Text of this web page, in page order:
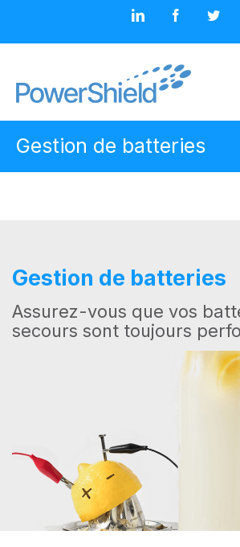
Gestion de batteries
Gestion de batteries
Assurez-vous que vos
secours sont toujours